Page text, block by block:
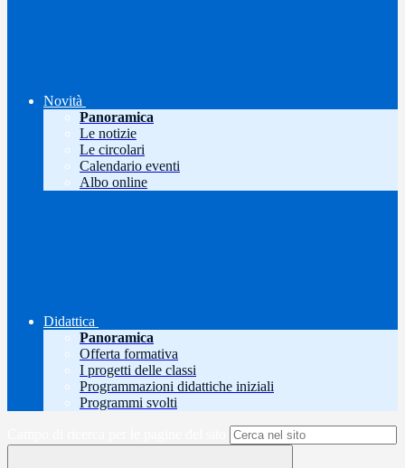
Novità
Panoramica
Le notizie
Le circolari
Calendario eventi
Albo online
Didattica
Panoramica
Offerta formativa
I progetti delle classi
Programmazioni didattiche iniziali
Programmi svolti